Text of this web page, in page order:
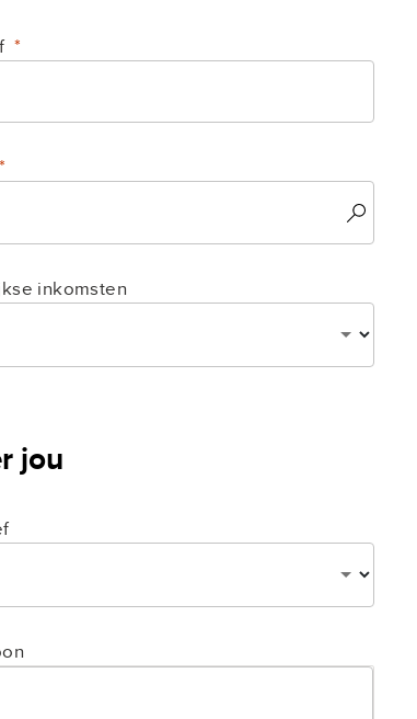
inkomsten
jou